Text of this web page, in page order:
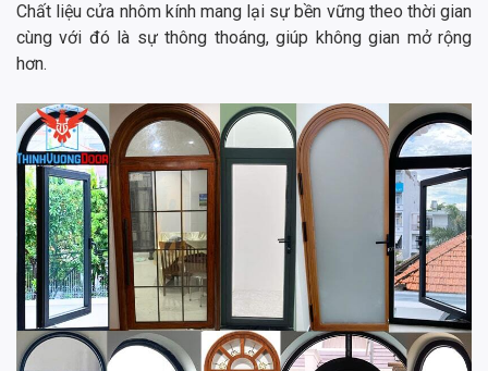
Chất liệu cửa nhôm kính mang lại sự bền vững theo thời gian
cùng với đó là sự thông thoáng, giúp không gian mở rộng
hơn.